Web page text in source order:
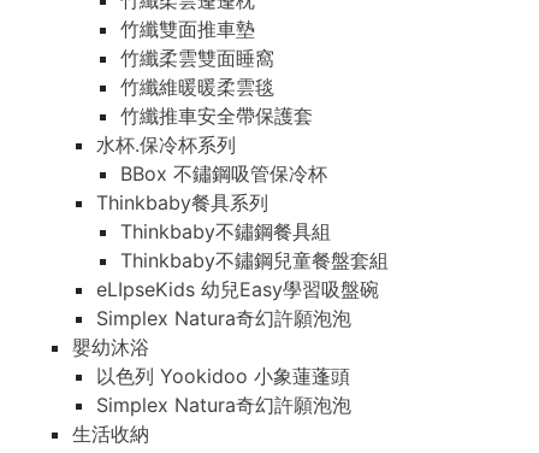
竹纖雙面推車墊
竹纖柔雲雙面睡窩
竹纖維暖暖柔雲毯
竹纖推車安全帶保護套
水杯.保冷杯系列
BBox 不鏽鋼吸管保冷杯
Thinkbaby餐具系列
Thinkbaby不鏽鋼餐具組
Thinkbaby不鏽鋼兒童餐盤套組
eLIpseKids 幼兒Easy學習吸盤碗
Simplex Natura奇幻許願泡泡
嬰幼沐浴
以色列 Yookidoo 小象蓮蓬頭
Simplex Natura奇幻許願泡泡
生活收納